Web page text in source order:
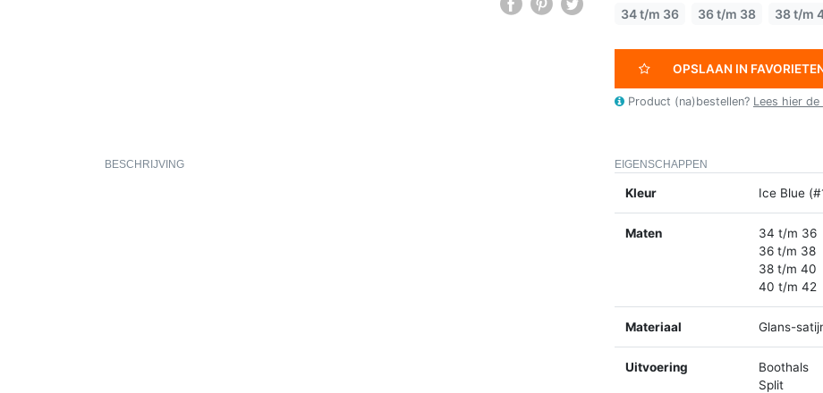
34 t/m 36 36 t/m 38 38 t/m
OPSLAAN IN
Product (na)bestellen? Lees hier
BESCHRIJVING EIGENSCHAPPEN
Kleur Ice Blue
Maten
34 t/m 36
36 t/m 38
38 t/m 40
40 t/m 42
Materiaal Glans-
Uitvoering
Boothals
Split